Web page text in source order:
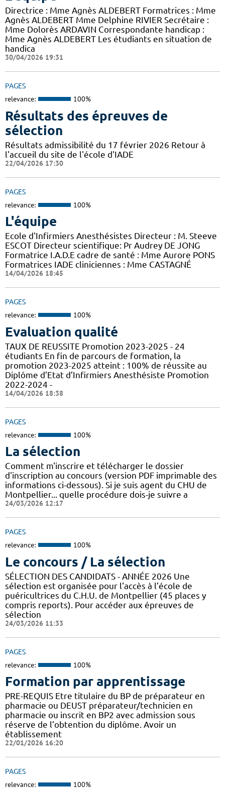
Directrice : Mme Agnès ALDEBERT Formatrices : Mme
Agnès ALDEBERT Mme Delphine RIVIER Secrétaire :
Mme Dolorès ARDAVIN Correspondante handicap :
Mme Agnès ALDEBERT Les étudiants en situation de
handica
30/04/2026 19:31
PAGES
relevance: 100%
Résultats des épreuves de
sélection
Résultats admissibilité du 17 février 2026 Retour à
l'accueil du site de l'école d'IADE
22/04/2026 17:30
PAGES
relevance: 100%
L'équipe
Ecole d'Infirmiers Anesthésistes Directeur : M. Steeve
ESCOT Directeur scientifique: Pr Audrey DE JONG
Formatrice I.A.D.E cadre de santé : Mme Aurore PONS
Formatrices IADE cliniciennes : Mme CASTAGNÉ
14/04/2026 18:45
PAGES
relevance: 100%
Evaluation qualité
TAUX DE REUSSITE Promotion 2023-2025 - 24
étudiants En fin de parcours de formation, la
promotion 2023-2025 atteint : 100% de réussite au
Diplôme d’Etat d’Infirmiers Anesthésiste Promotion
2022-2024 -
14/04/2026 18:38
PAGES
relevance: 100%
La sélection
Comment m'inscrire et télécharger le dossier
d'inscription au concours (version PDF imprimable des
informations ci-dessous). Si je suis agent du CHU de
Montpellier... quelle procédure dois-je suivre a
24/03/2026 12:17
PAGES
relevance: 100%
Le concours / La sélection
SÉLECTION DES CANDIDATS - ANNÉE 2026 Une
sélection est organisée pour l'accès à l’école de
puéricultrices du C.H.U. de Montpellier (45 places y
compris reports). Pour accéder aux épreuves de
sélection
24/03/2026 11:33
PAGES
relevance: 100%
Formation par apprentissage
PRE-REQUIS Etre titulaire du BP de préparateur en
pharmacie ou DEUST préparateur/technicien en
pharmacie ou inscrit en BP2 avec admission sous
réserve de l’obtention du diplôme. Avoir un
établissement
22/01/2026 16:20
PAGES
relevance: 100%